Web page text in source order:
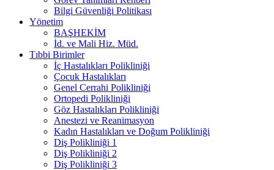
Bilgi Güvenliği Politikası
Yönetim
BAŞHEKİM
İd. ve Mali Hiz. Müd.
Tıbbi Birimler
İç Hastalıkları Polikliniği
Çocuk Hastalıkları
Genel Cerrahi Polikliniği
Ortopedi Polikliniği
Göz Hastalıkları Polikliniği
Anestezi ve Reanimasyon
Kadın Hastalıkları ve Doğum Polikliniği
Diş Polikliniği 1
Diş Polikliniği 2
Diş Polikliniği 3